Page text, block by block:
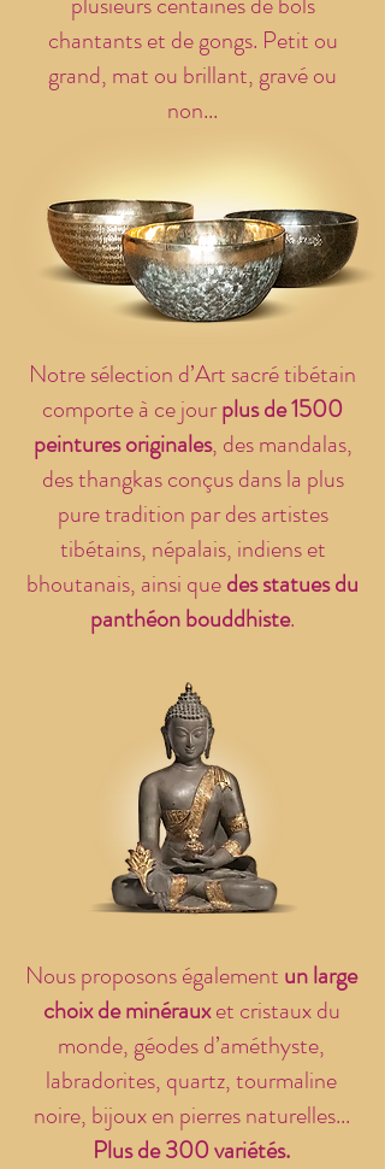
chantants et de gongs. Petit ou
grand, mat ou brillant, gravé ou
non...
Notre sélection d’Art sacré tibétain
comporte à ce jourplus de 1500
peintures originales, des mandalas,
des thangkas conçus dans la plus
pure tradition par des artistes
tibétains, népalais, indiens et
bhoutanais, ainsi quedes statues du
panthéon bouddhiste.
Nous proposons également un large
choix de minérauxet cristaux du
monde, géodes d’améthyste,
labradorites, quartz, tourmaline
noire, bijoux en pierres naturelles...
Plus de 300 variétés.